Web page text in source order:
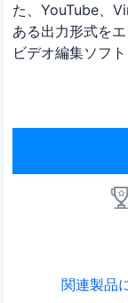
た、YouTube、
ある出力形式を
ビデオ編集ソフ
関連製品